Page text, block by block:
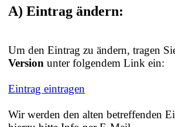
A) Eintrag ändern:
Um den Eintrag zu ändern, tragen
Version unter folgendem Link ein:
Eintrag eintragen
Wir werden den alten betreffenden